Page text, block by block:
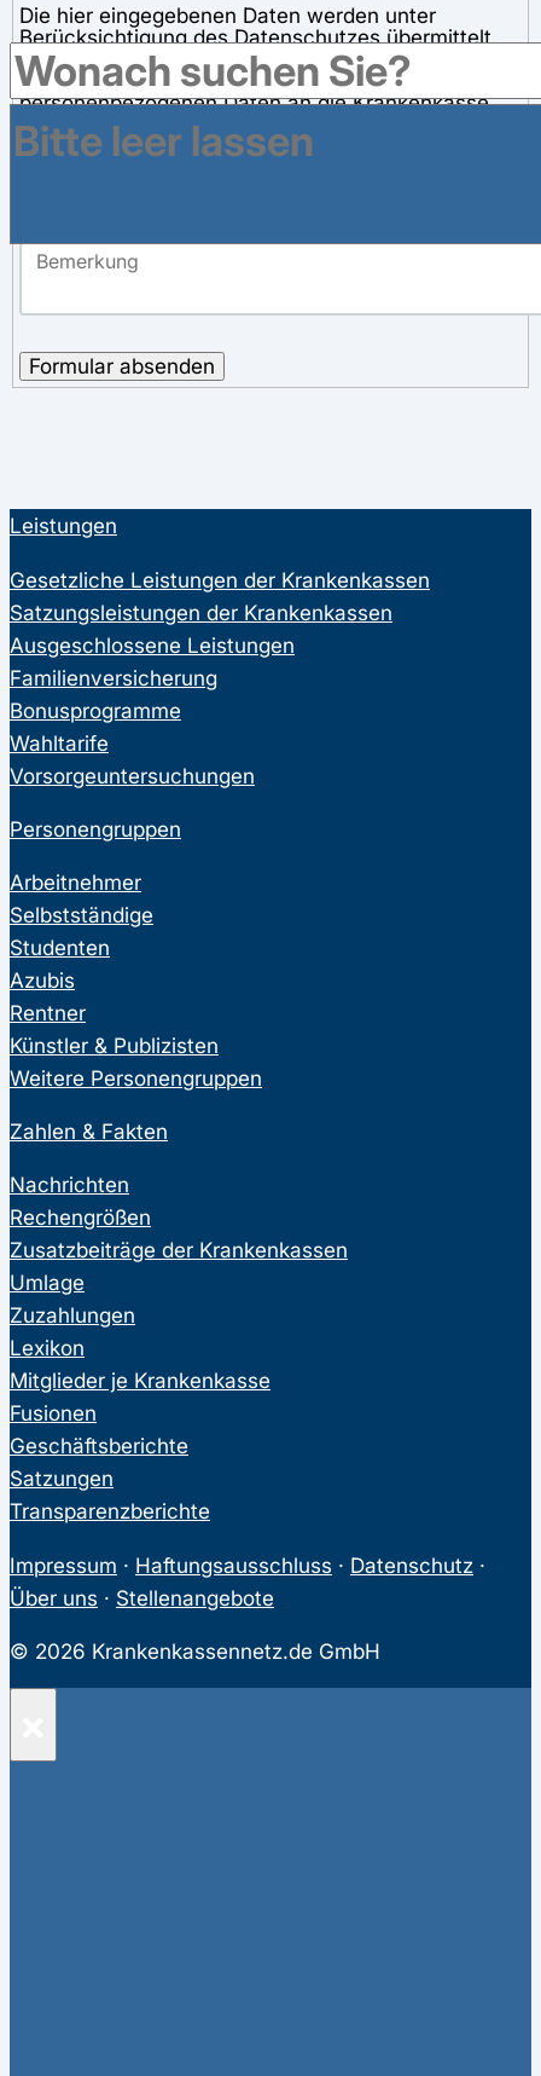
Die hier eingegebenen Daten werden unter
Berücksichtigung des Datenschutzes übermittelt.
Die Hinweise zum Datenschutz wurden zur
Kenntnis genommen. Mit der Weitergabe meiner
personenbezogenen Daten an die Krankenkasse
und der Speicherung zum Zwecke der Bearbeitung
meiner Anfrage bin ich einverstanden.
Formular absenden
Leistungen
Gesetzliche Leistungen der Krankenkassen
Satzungsleistungen der Krankenkassen
Ausgeschlossene Leistungen
Familienversicherung
Bonusprogramme
Wahltarife
Vorsorgeuntersuchungen
Personengruppen
Arbeitnehmer
Selbstständige
Studenten
Azubis
Rentner
Künstler & Publizisten
Weitere Personengruppen
Zahlen & Fakten
Nachrichten
Rechengrößen
Zusatzbeiträge der Krankenkassen
Umlage
Zuzahlungen
Lexikon
Mitglieder je Krankenkasse
Fusionen
Geschäftsberichte
Satzungen
Transparenzberichte
Impressum · Haftungsausschluss · Datenschutz ·
Über uns · Stellenangebote
© 2026 Krankenkassennetz.de GmbH